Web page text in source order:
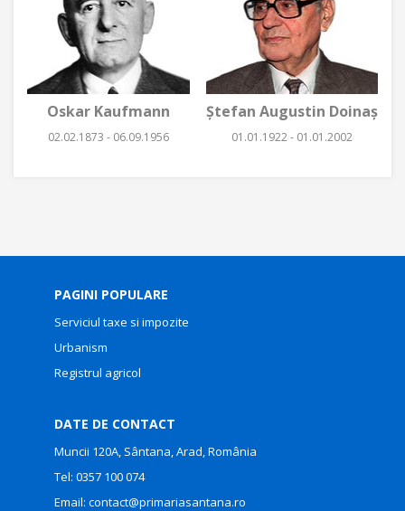
Oskar Kaufmann
02.02.1873 - 06.09.1956
Ştefan Augustin Doinaş
01.01.1922 - 01.01.2002
PAGINI POPULARE
Serviciul taxe si impozite
Urbanism
Registrul agricol
DATE DE CONTACT
Muncii 120A, Sântana, Arad, România
Tel: 0357 100 074
Email: contact@primariasantana.ro